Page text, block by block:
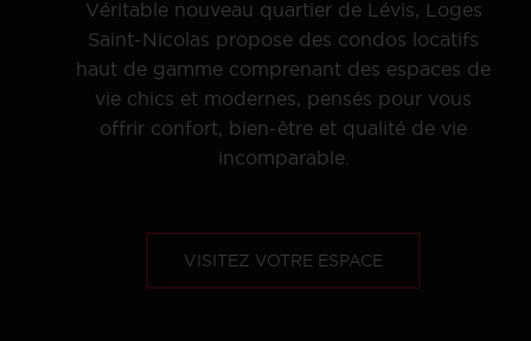
Véritable nouveau quartier de Lévis, Loges
Saint-Nicolas propose des condos locatifs
haut de gamme comprenant des espaces de
vie chics et modernes, pensés pour vous
offrir confort, bien-être et qualité de vie
incomparable.
VISITEZ VOTRE ESPACE